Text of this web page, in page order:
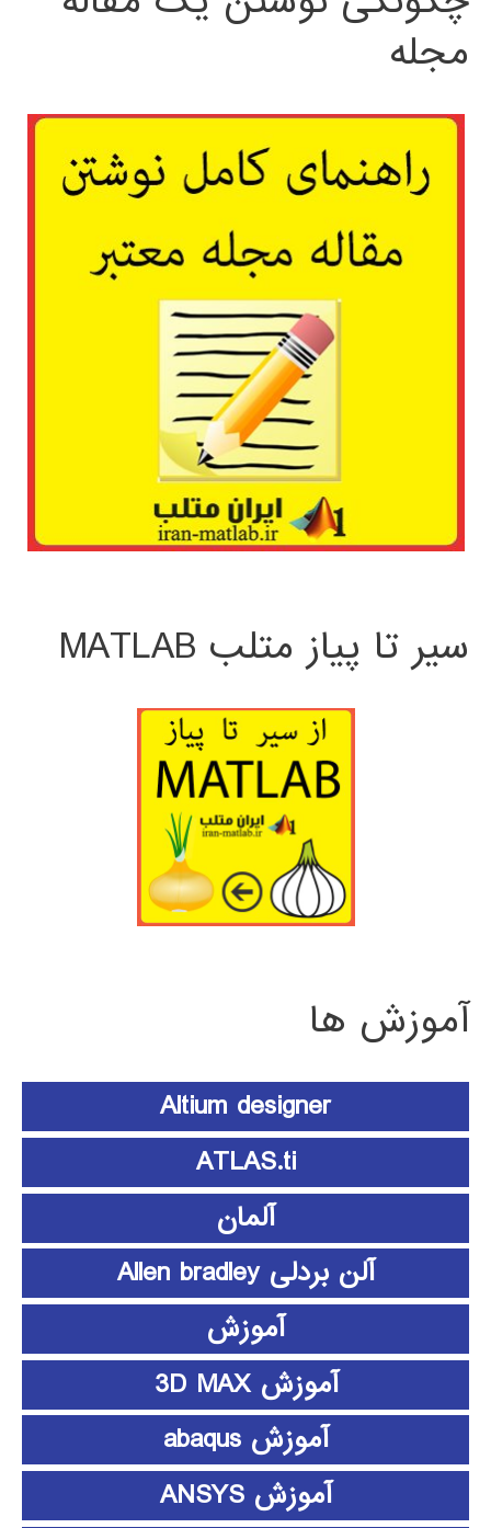
مجله
سیر تا پیاز متلب MATLAB
آموزش ها
Altium designer
ATLAS.ti
آلمان
آلن بردلی Allen bradley
آموزش
آموزش 3D MAX
آموزش abaqus
آموزش ANSYS